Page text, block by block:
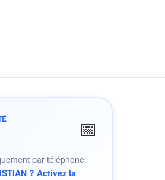
📅
par téléphone.
? Activez la